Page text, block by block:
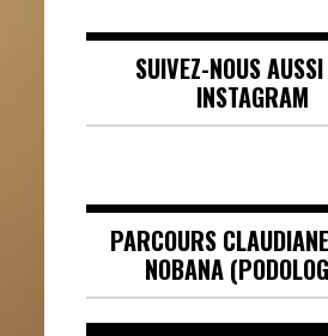
SUIVEZ-NOUS
INSTAGRAM
PARCOURS
NOBANA